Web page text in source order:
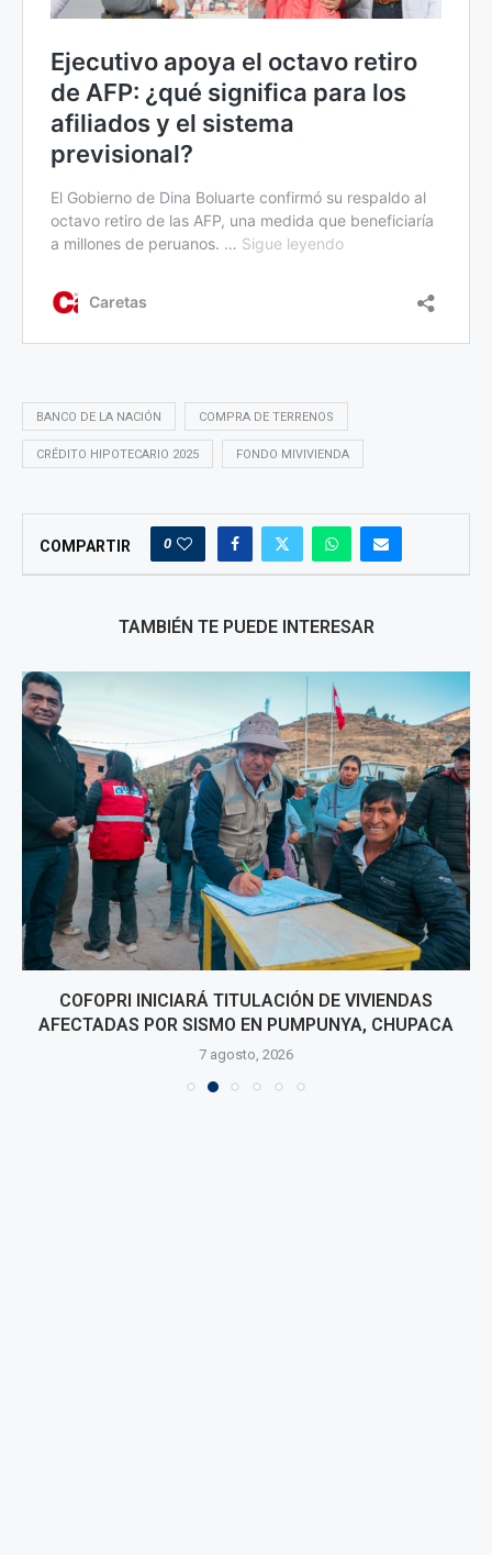
BANCO DE LA NACIÓN COMPRA DE TERRENOS
CRÉDITO HIPOTECARIO 2025 FONDO MIVIVIENDA
COMPARTIR 0
TAMBIÉN TE PUEDE INTERESAR
COFOPRI INICIARÁ TITULACIÓN DE VIVIENDAS
AFECTADAS POR SISMO EN PUMPUNYA, CHUPACA
7 agosto, 2026